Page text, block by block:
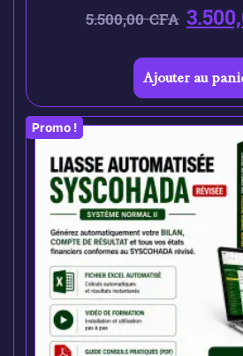
5.500,00CFA
Ajouter au
Promo !